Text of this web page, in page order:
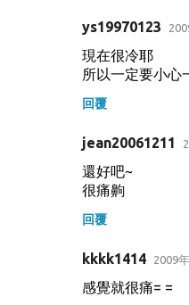
ys19970123
現在很冷耶
所以一定要小
回覆
jean20061211
還好吧~
很痛齁
回覆
kkkk1414 2009
感覺就很痛= =